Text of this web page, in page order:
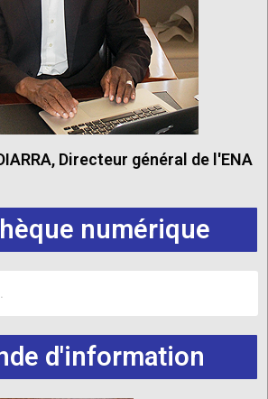
Directeur général de l'ENA
numérique
d'information